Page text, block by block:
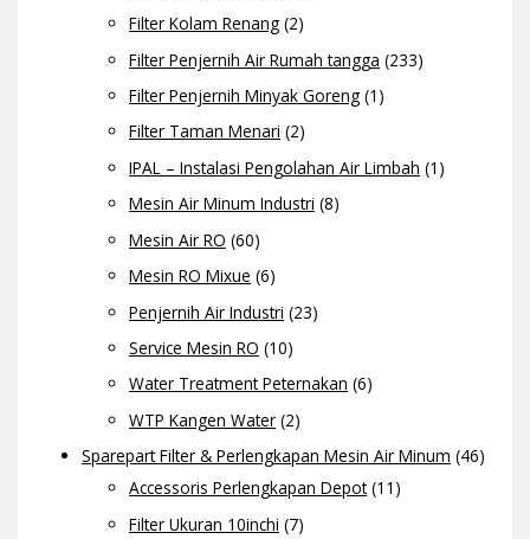
Filter Kolam Renang (2)
Filter Penjernih Air Rumah tangga (233)
Filter Penjernih Minyak Goreng (1)
Filter Taman Menari (2)
IPAL – Instalasi Pengolahan Air Limbah (1)
Mesin Air Minum Industri (8)
Mesin Air RO (60)
Mesin RO Mixue (6)
Penjernih Air Industri (23)
Service Mesin RO (10)
Water Treatment Peternakan (6)
WTP Kangen Water (2)
Sparepart Filter & Perlengkapan Mesin Air Minum (46)
Accessoris Perlengkapan Depot(11)
Filter Ukuran 10inchi (7)